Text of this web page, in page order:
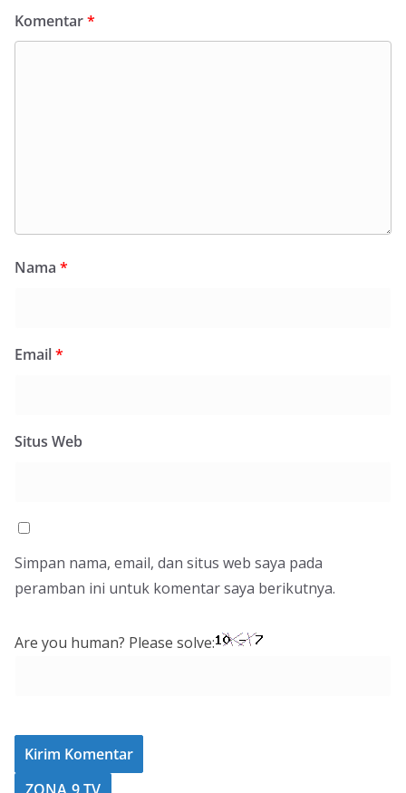
Komentar*
Nama *
Email*
Situs Web
Simpan nama, email, dan situs web saya pada
peramban ini untuk komentar saya berikutnya.
Are you human? Please solve: